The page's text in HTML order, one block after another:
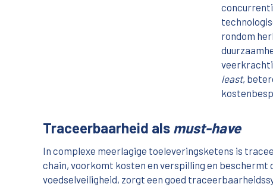
rondom
least,
Traceerbaarheid als must-have
In complexe meerlagige toeleveringsketens is
chain, voorkomt kosten en verspilling en beschermt
voedselveiligheid, zorgt een goed